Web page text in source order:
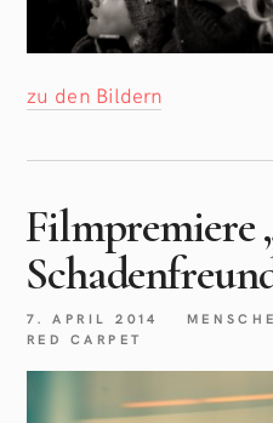
zu den Bildern
Filmpremiere
7. APRIL 2014
RED CARPET